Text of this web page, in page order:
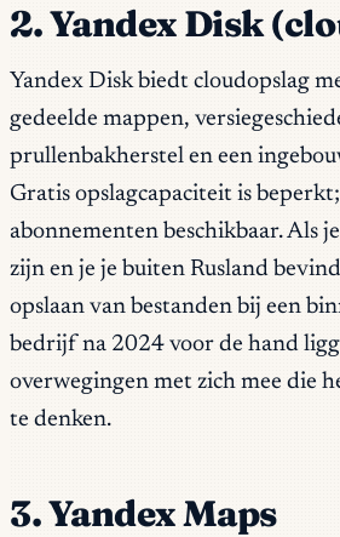
2. Yandex Disk
Yandex Disk biedt cloudopslag
gedeelde mappen,
prullenbakherstel en een
Gratis opslagcapaciteit is
abonnementen beschikbaar. Als
zijn en je je buiten Rusland
opslaan van bestanden bij een
bedrijf na 2024 voor de hand
overwegingen met zich mee die
te denken.
3. Yandex Maps